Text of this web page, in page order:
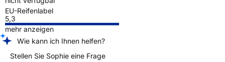
EU-Reifenlabel
5,3
mehr anzeigen
Wie kann ich Ihnen helfen?
Stellen Sie Sophie eine Frage